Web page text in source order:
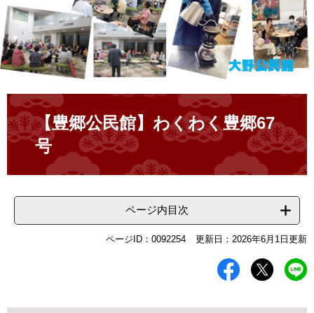
本
文
【豊郷公民館】わくわく豊郷67
号
ページ内目次
ページID：0092254 更新日：2026年6月1日更新